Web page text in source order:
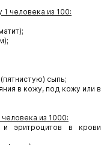
человека из 100:
сыпь;
в кожу, под кожу или в
из 1000:
и эритроцитов в крови